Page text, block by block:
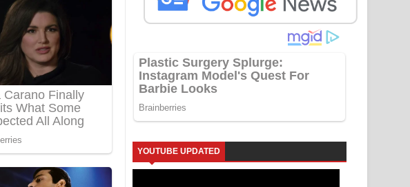
YOUTUBE UPDATED